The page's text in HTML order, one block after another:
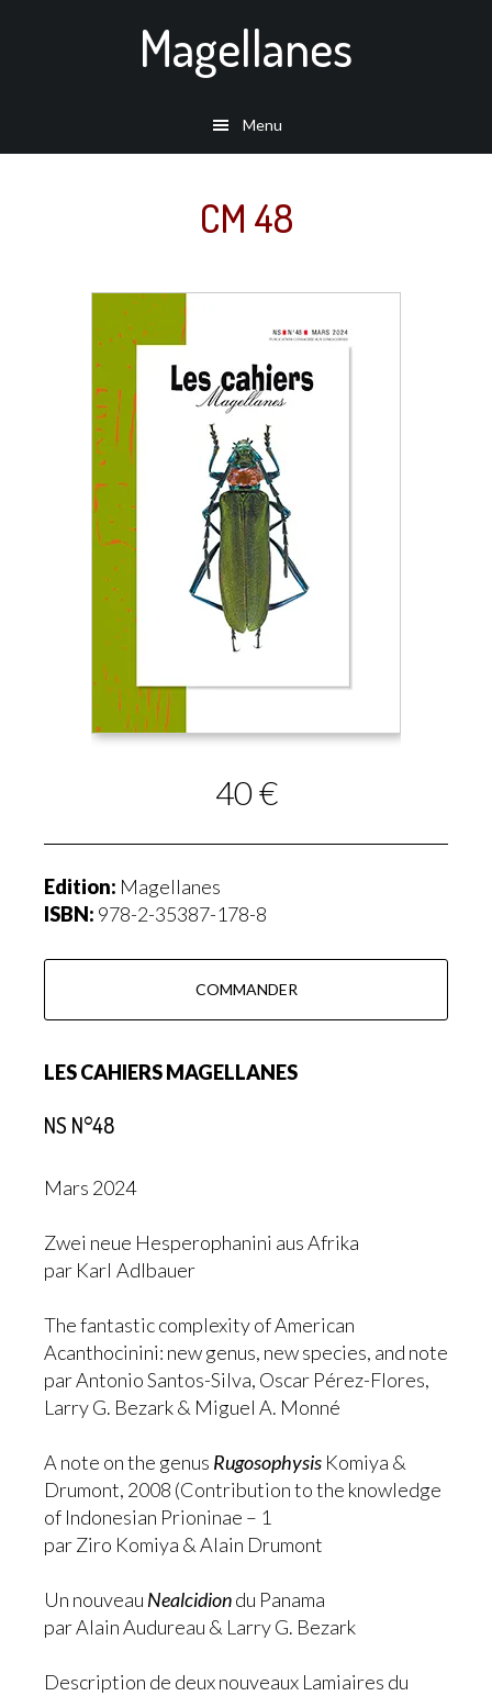
Magellanes
Menu
CM 48
40 €
Edition: Magellanes
ISBN: 978-2-35387-178-8
COMMANDER
LES CAHIERS MAGELLANES
NS N°48
Mars 2024
Zwei neue Hesperophanini aus Afrika
par Karl Adlbauer
The fantastic complexity of American
Acanthocinini: new genus, new species, and note
par Antonio Santos-Silva, Oscar Pérez-Flores,
Larry G. Bezark & Miguel A. Monné
A note on the genus Rugosophysis Komiya &
Drumont, 2008 (Contribution to the knowledge
of Indonesian Prioninae – 1
par Ziro Komiya & Alain Drumont
Un nouveau Nealcidiondu Panama
par Alain Audureau & Larry G. Bezark
Description de deux nouveaux Lamiaires du